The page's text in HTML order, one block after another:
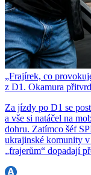
„Frajírek, co
z D1. Okamura
Za jízdy po D1 se
a vše si natáčel na
dohru. Zatímco šéf
ukrajinské komunity
„frajerům“ dopadají